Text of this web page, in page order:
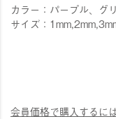
カラー：パープル、グ
サイズ：
会員価格で購入するに